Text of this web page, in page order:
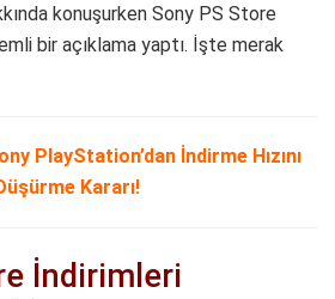
konuşurken Sony PS Store
bir açıklama yaptı. İşte merak
PlayStation’dan İndirme Hızını
Kararı!
İndirimleri